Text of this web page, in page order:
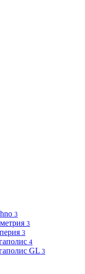
3
3
3
4
GL 3